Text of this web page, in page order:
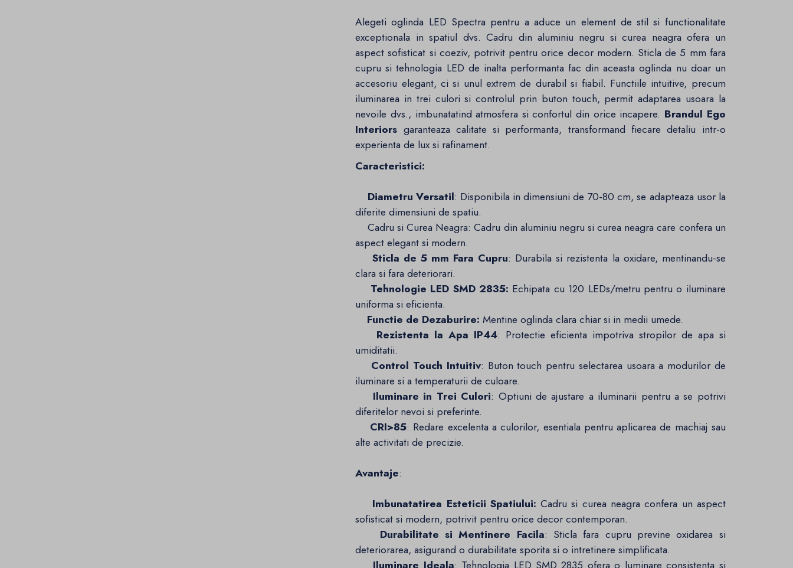
Alegeti oglinda LED Spectra pentru a aduce un element de stil si functionalitate
exceptionala in spatiul dvs. Cadru din aluminiu negru si curea neagra ofera un
aspect sofisticat si coeziv, potrivit pentru orice decor modern. Sticla de 5 mm fara
cupru si tehnologia LED de inalta performanta fac din aceasta oglinda nu doar un
accesoriu elegant, ci si unul extrem de durabil si fiabil. Functiile intuitive, precum
iluminarea in trei culori si controlul prin buton touch, permit adaptarea usoara la
nevoile dvs., imbunatatind atmosfera si confortul din orice incapere. Brandul Ego
Interiors garanteaza calitate si performanta, transformand fiecare detaliu intr-o
experienta de lux si rafinament.
Caracteristici:
Diametru Versatil: Disponibila in dimensiuni de 70-80 cm, se adapteaza usor la
diferite dimensiuni de spatiu.
Cadru si Curea Neagra: Cadru din aluminiu negru si curea neagra care confera un
aspect elegant si modern.
Sticla de 5 mm Fara Cupru: Durabila si rezistenta la oxidare, mentinandu-se
clara si fara deteriorari.
Tehnologie LED SMD 2835: Echipata cu 120 LEDs/metru pentru o iluminare
uniforma si eficienta.
Functie de Dezaburire: Mentine oglinda clara chiar si in medii umede.
Rezistenta la Apa IP44: Protectie eficienta impotriva stropilor de apa si
umiditatii.
Control Touch Intuitiv: Buton touch pentru selectarea usoara a modurilor de
iluminare si a temperaturii de culoare.
Iluminare in Trei Culori: Optiuni de ajustare a iluminarii pentru a se potrivi
diferitelor nevoi si preferinte.
CRI>85: Redare excelenta a culorilor, esentiala pentru aplicarea de machiaj sau
alte activitati de precizie.
Avantaje:
Imbunatatirea Esteticii Spatiului: Cadru si curea neagra confera un aspect
sofisticat si modern, potrivit pentru orice decor contemporan.
Durabilitate si Mentinere Facila: Sticla fara cupru previne oxidarea si
deteriorarea, asigurand o durabilitate sporita si o intretinere simplificata.